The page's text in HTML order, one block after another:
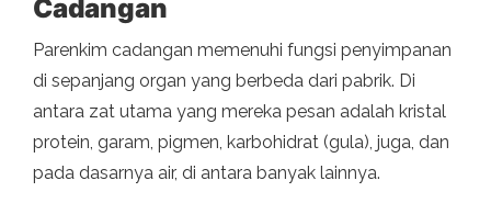
Cadangan
Parenkim cadangan memenuhi fungsi penyimpanan
di sepanjang organ yang berbeda dari pabrik. Di
antara zat utama yang mereka pesan adalah kristal
protein, garam, pigmen, karbohidrat (gula), juga, dan
pada dasarnya air, di antara banyak lainnya.